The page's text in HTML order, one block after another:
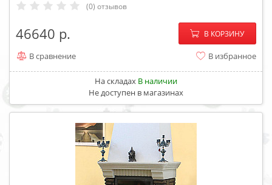
(0) отзывов
46640 − +
В КОРЗИНУ
В сравнение В избранное
На складах В наличии
Не доступен в магазинах